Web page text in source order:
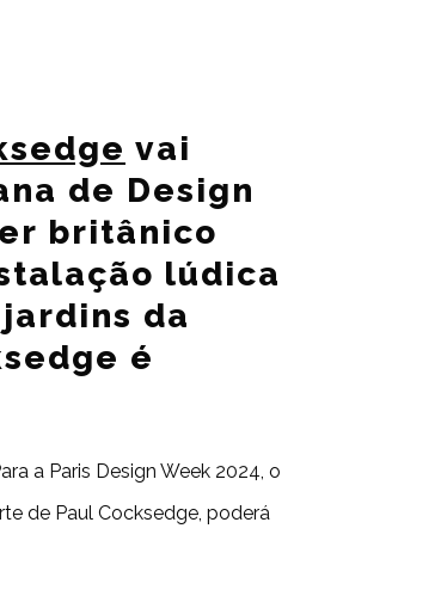
vai
de Design
britânico
lúdica
da
é
a Paris Design Week 2024, o
de Paul Cocksedge, poderá